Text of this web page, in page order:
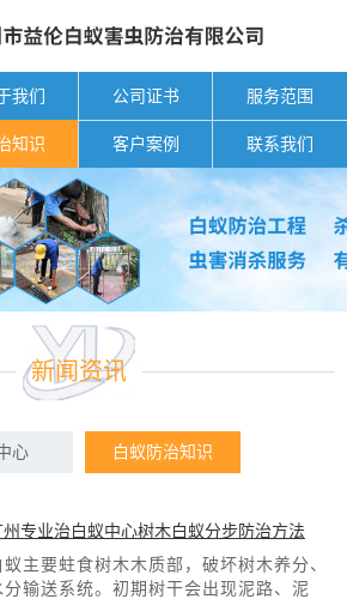
我们 公司证书 服务范围
知识 客户案例 联系我们
新闻资讯
心 白蚁防治知识
州专业治白蚁中心树木白蚁分步防治方法
实用易懂）
蚁主要蛀食树木木质部，破坏树木养分、
分输送系统。初期树干会出现泥路、泥